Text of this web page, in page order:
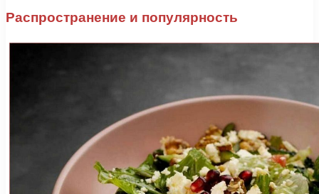
Распространение и популярность